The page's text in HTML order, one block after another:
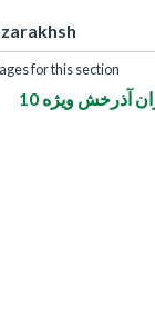
for this section
ویژه 10